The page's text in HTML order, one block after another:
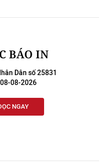
BÁO IN
Dân số 25831
08-2026
NGAY